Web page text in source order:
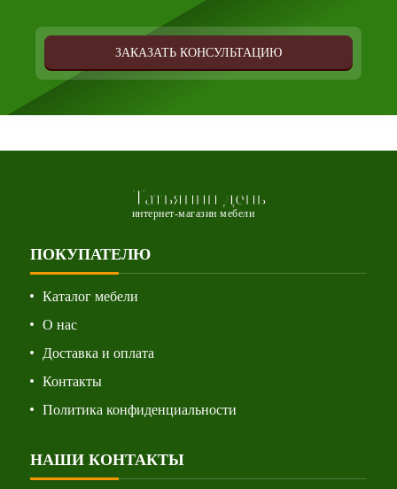
ЗАКАЗАТЬ КОНСУЛЬТАЦИЮ
Татьянин день
интернет-магазин мебели
ПОКУПАТЕЛЮ
Каталог мебели
О нас
Доставка и оплата
Контакты
Политика конфиденциальности
НАШИ КОНТАКТЫ